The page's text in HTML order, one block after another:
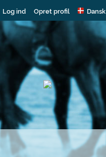
Log ind Opret profil Dansk